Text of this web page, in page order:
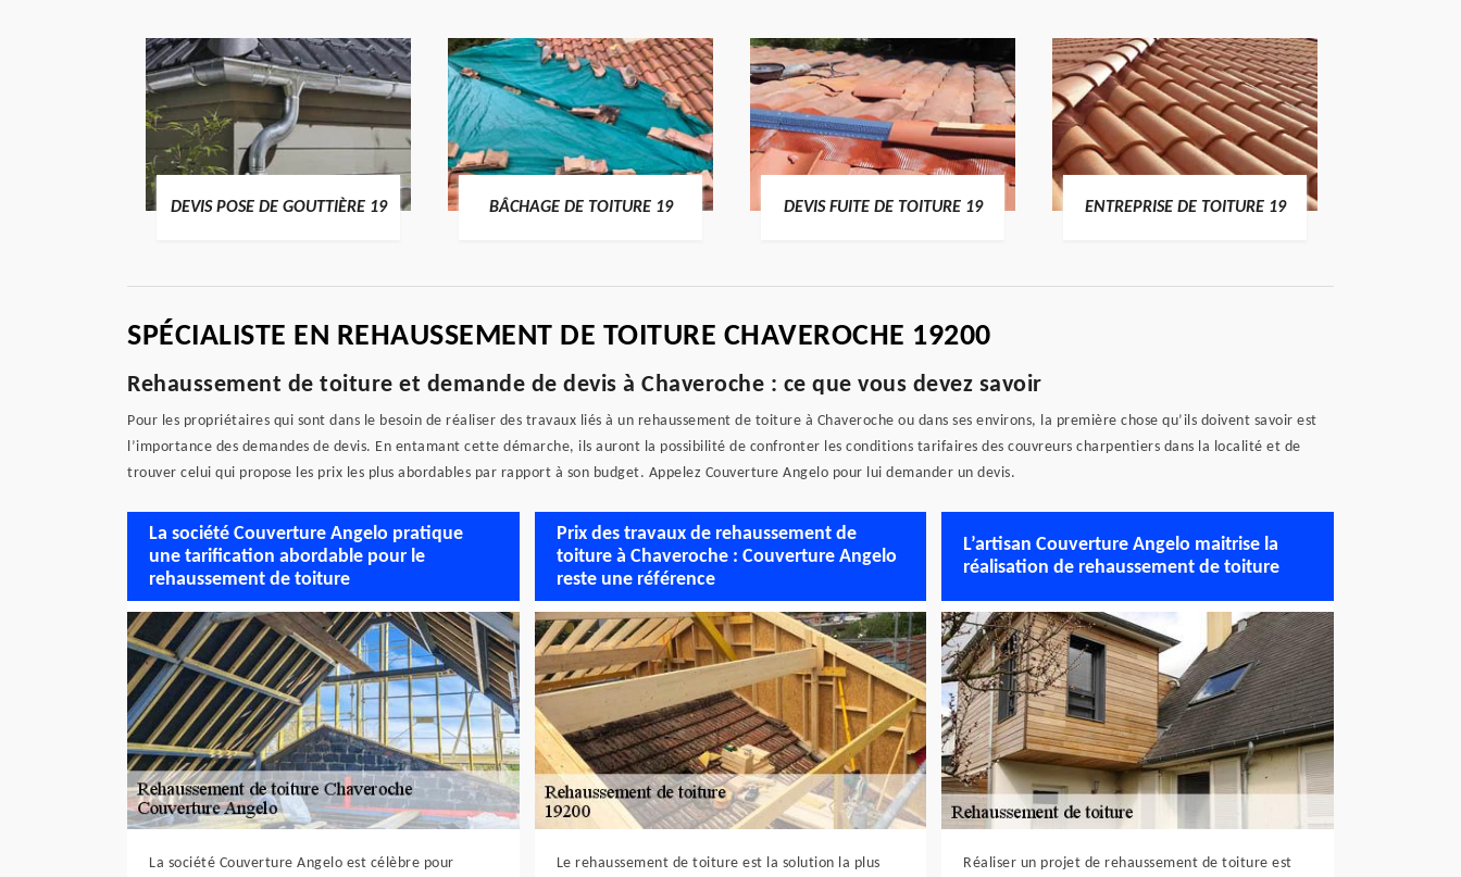
DEVIS POSE DE GOUTTIÈRE 19 BÂCHAGE DE TOITURE 19 DEVIS FUITE DE TOITURE 19 ENTREPRISE DE TOITURE 19
SPÉCIALISTE EN REHAUSSEMENT DE TOITURE CHAVEROCHE 19200
Rehaussement de toiture et demande de devis à Chaveroche : ce que vous devez savoir
Pour les propriétaires qui sont dans le besoin de réaliser des travaux liés à un rehaussement de toiture à Chaveroche ou dans ses environs, la première chose qu’ils doivent savoir est
l’importance des demandes de devis. En entamant cette démarche, ils auront la possibilité de confronter les conditions tarifaires des couvreurs charpentiers dans la localité et de
trouver celui qui propose les prix les plus abordables par rapport à son budget. Appelez Couverture Angelo pour lui demander un devis.
La société Couverture Angelo pratique
une tarification abordable pour le
rehaussement de toiture
La société Couverture Angelo est célèbre pour
Prix des travaux de rehaussement de
toiture à Chaveroche : Couverture Angelo
reste une référence
Le rehaussement de toiture est la solution la plus
L’artisan Couverture Angelo maitrise la
réalisation de rehaussement de toiture
Réaliser un projet de rehaussement de toiture est